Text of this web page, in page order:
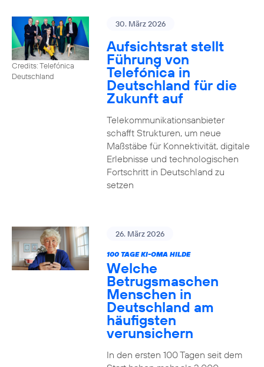
Credits: Telefónica
Deutschland
30. März 2026
Aufsichtsrat stellt
Führung von
Telefónica in
Deutschland für die
Zukunft auf
Telekommunikationsanbieter
schafft Strukturen, um neue
Maßstäbe für Konnektivität, digitale
Erlebnisse und technologischen
Fortschritt in Deutschland zu
setzen
26. März 2026
100 TAGE KI-OMA HILDE
Welche
Betrugsmaschen
Menschen in
Deutschland am
häufigsten
verunsichern
In den ersten 100 Tagen seit dem